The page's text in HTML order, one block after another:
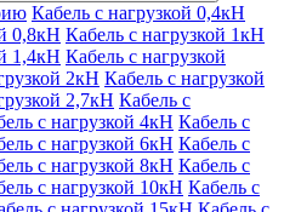
Кабель с нагрузкой 0,4кН
0,8кН Кабель с нагрузкой 1кН
1,4кН Кабель с нагрузкой
2кН Кабель с нагрузкой
2,7кН Кабель с
с нагрузкой 4кН Кабель с
с нагрузкой 6кН Кабель с
с нагрузкой 8кН Кабель с
с нагрузкой 10кН Кабель с